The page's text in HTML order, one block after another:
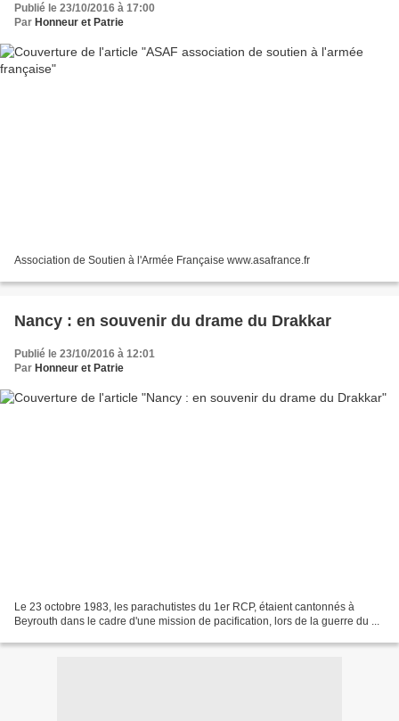
Publié le 23/10/2016 à 17:00
Par Honneur et Patrie
Association de Soutien à l'Armée Française www.asafrance.fr
Nancy : en souvenir du drame du Drakkar
Publié le 23/10/2016 à 12:01
Par Honneur et Patrie
Le 23 octobre 1983, les parachutistes du 1er RCP, étaient cantonnés à
Beyrouth dans le cadre d'une mission de pacification, lors de la guerre du ...